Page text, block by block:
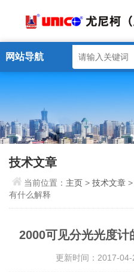
网站导航
技术文章
当前位置： 主页 >技术文章
有什么解释
2000可见分光光度
更新时间：2017-